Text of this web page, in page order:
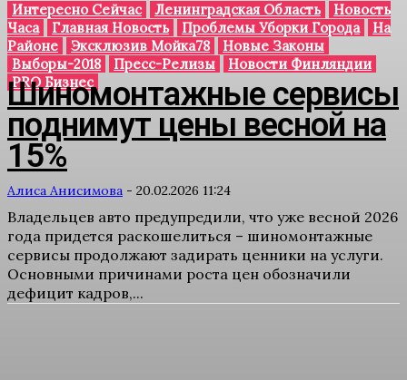
Интересно Сейчас Ленинградская Область
Новость
Часа
Главная Новость Проблемы Уборки Города
На
Районе
Эксклюзив Мойка78
Новые Законы
Выборы-2018
Пресс-Релизы
Новости Финляндии
PRO Бизнес
Шиномонтажные сервисы
поднимут цены весной на
15%
Алиса Анисимова - 20.02.2026 11:24
Владельцев авто предупредили, что уже весной 2026
года придется раскошелиться – шиномонтажные
сервисы продолжают задирать ценники на услуги.
Основными причинами роста цен обозначили
дефицит кадров,...